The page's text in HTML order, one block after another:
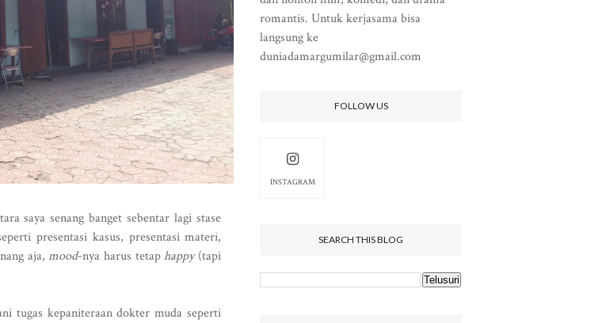
saya senang banget sebentar lagi stase
presentasi kasus, presentasi materi,
aja,mood-nya harus tetaphappy(tapi
tugas kepaniteraan dokter muda seperti
romantis. Untuk kerjasama bisa
langsung ke
duniadamargumilar@gmail.com
FOLLOW US
INSTAGRAM
SEARCH THIS BLOG